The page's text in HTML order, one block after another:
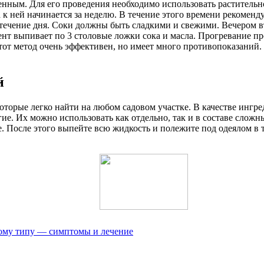
Для его проведения необходимо использовать
начинается за неделю. В течение этого времени
дня. Соки должны быть сладкими и свежими. Вечером
выпивает по 3 столовые ложки сока и масла. Прогревание
метод очень эффективен, но имеет много
легко найти на любом садовом участке. В качестве
Их можно использовать как отдельно, так и в составе
После этого выпейте всю жидкость и полежите под одеялом
типу — симптомы и лечение